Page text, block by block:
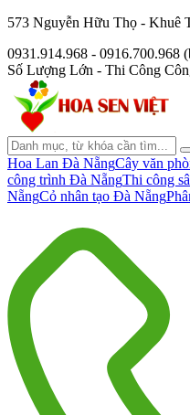
573 Nguyễn Hữu Thọ - Khuê
0931.914.968 - 0916.700.968
Số Lượng Lớn - Thi Công
Hoa Lan Đà NẵngCây văn
công trình Đà NẵngThi công
NẵngCỏ nhân tạo Đà Nẵng